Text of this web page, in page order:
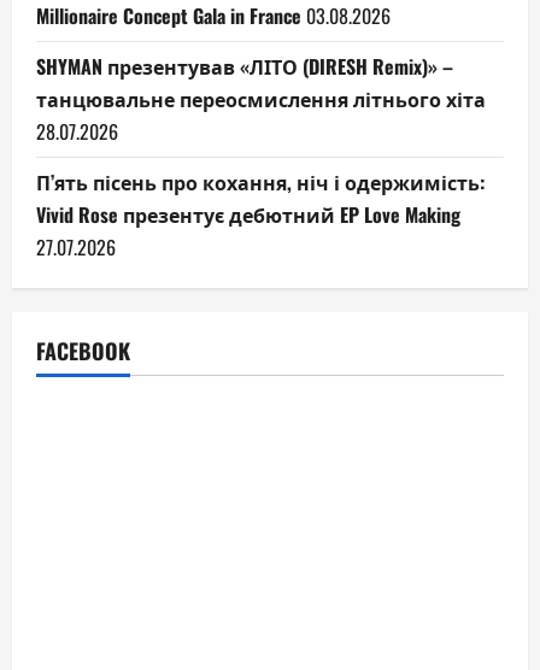
Millionaire Concept Gala in France 03.08.2026
SHYMAN презентував «ЛІТО (DIRESH Remix)» –
танцювальне переосмислення літнього хіта
28.07.2026
П’ять пісень про кохання, ніч і одержимість:
Vivid Rose презентує дебютний EP Love Making
27.07.2026
FACEBOOK